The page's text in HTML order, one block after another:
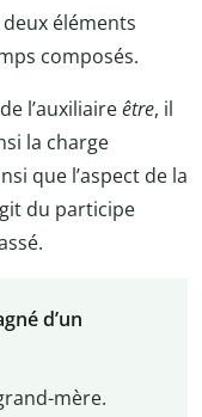
éléments
composés.
l’auxiliaireêtre, il
la charge
que l’aspect de la
du participe
d’un
mère.